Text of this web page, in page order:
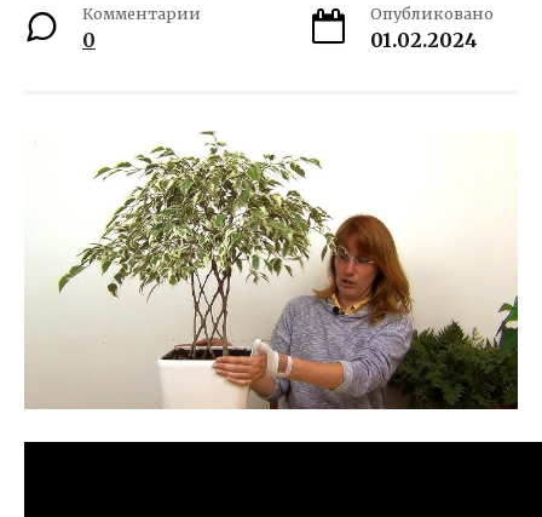
Комментарии
0
Опубликовано
01.02.2024